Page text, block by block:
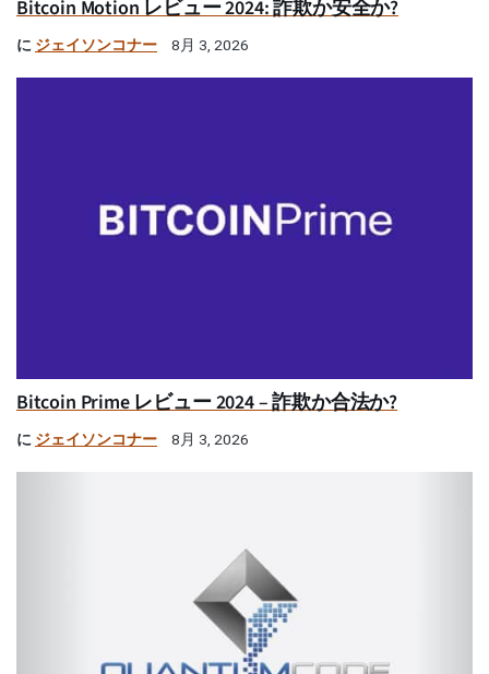
Bitcoin Motion レビュー 2024: 詐欺か安全か?
に ジェイソンコナー 8月 3, 2026
Bitcoin Prime レビュー 2024 – 詐欺か合法か?
に ジェイソンコナー 8月 3, 2026